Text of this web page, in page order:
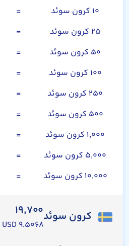
۱۰ کرون سوئد
=
۲۵ کرون سوئد
=
۵۰ کرون سوئد
=
۱۰۰ کرون سوئد
=
۲۵۰ کرون سوئد
=
۵۰۰ کرون سوئد
=
۱,۰۰۰ کرون سوئد
=
۵,۰۰۰ کرون سوئد
=
۱۰,۰۰۰ کرون سوئد
=
کرون سوئد۱۹,۷۰۰
۹.۵۰۶۸ USD